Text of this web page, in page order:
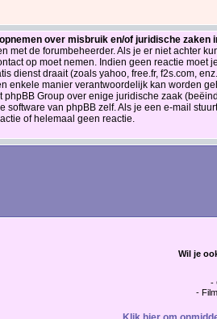
over misbruik en/of juridische zaken
met de forumbeheerder. Als je er niet achter
op moet nemen. Indien geen reactie
dienst draait (zoals yahoo, free.fr, f2s.com,
enkele manier verantwoordelijk kan worden
phpBB Group over enige juridische zaak
software van phpBB zelf. Als je een e-mail
of helemaal geen reactie.
Wil je
-
-